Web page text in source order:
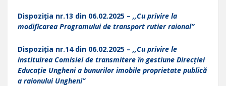
Dispoziția nr.13 din 06.02.2025 – ,,Cu privire la
modificarea Programului de transport rutier raional”
Dispoziția nr.14 din 06.02.2025 – ,,Cu privire le
instituirea Comisiei de transmitere în gestiune Direcției
Educație Ungheni a bunurilor imobile proprietate publică
a raionului Ungheni”